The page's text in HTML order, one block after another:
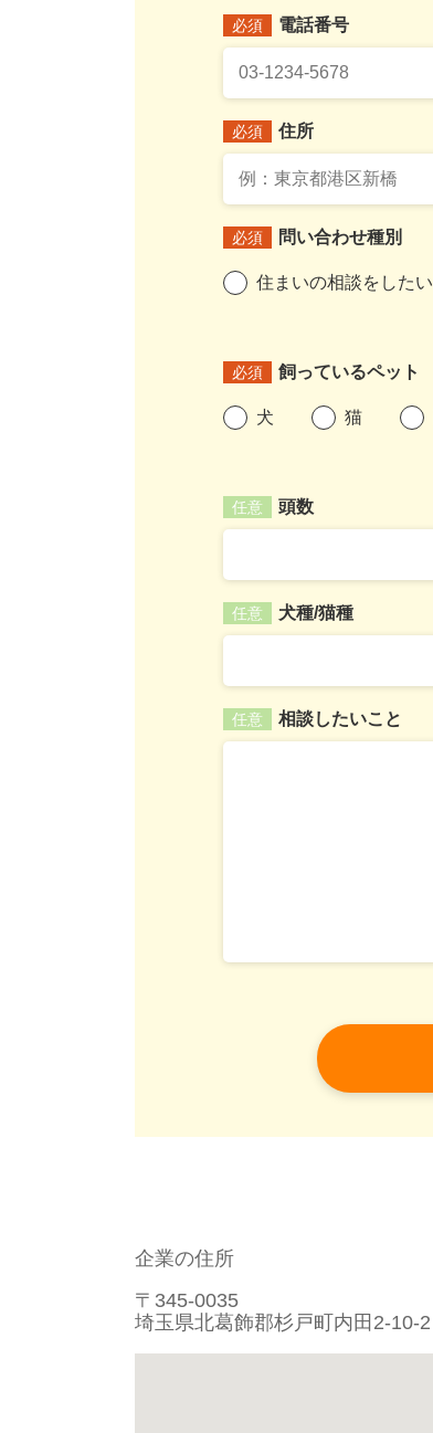
必須 電話番号
必須 住所
必須 問い合わせ種別
住まいの相談をしたい
必須 飼っているペット
犬 猫
任意 頭数
任意 犬種/猫種
任意 相談したいこと
企業の住所
〒345-0035
埼玉県北葛飾郡杉戸町内田2-10-2